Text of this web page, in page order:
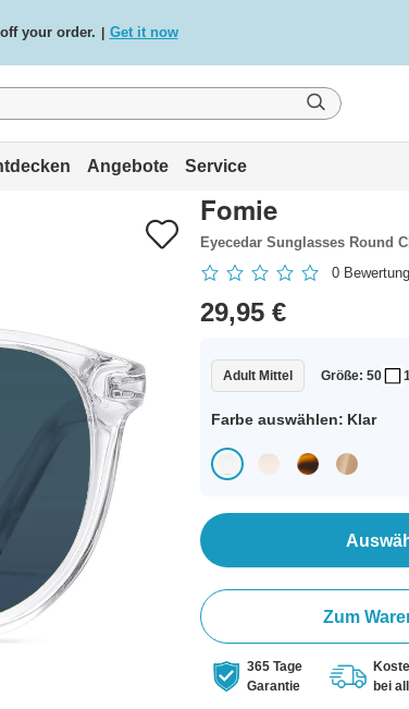
your order. Get it now
/ Shop now.
Angebote Service
Fomie
Eyecedar Sunglasses Round
0
29,95 €
Adult Mittel Größe: 50
Farbe auswählen: Klar
Zum
365 Tage
Garantie
bei